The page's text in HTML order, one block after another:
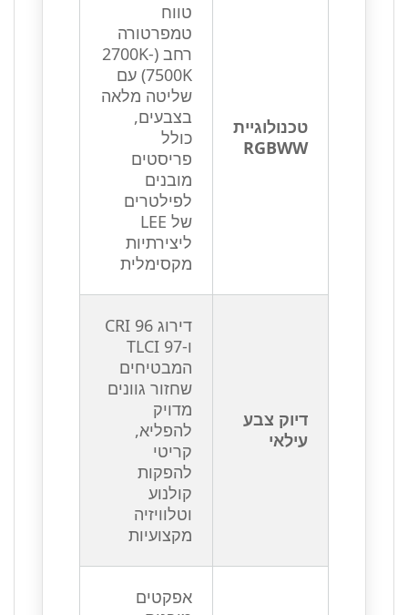
טכנולוגיית
RGBWW
טווח
טמפרטורה
רחב (2700K-
7500K) עם
שליטה מלאה
בצבעים,
כולל
פריסטים
מובנים
לפילטרים
של LEE
ליצירתיות
מקסימלית
דיוק צבע
עילאי
דירוג CRI 96
ו-TLCI 97
המבטיחים
שחזור גוונים
מדויק
להפליא,
קריטי
להפקות
קולנוע
וטלוויזיה
מקצועיות
אפקטים